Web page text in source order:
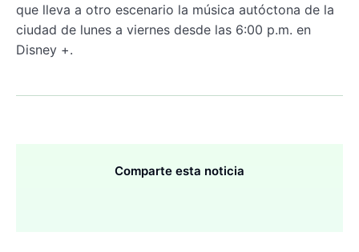
que lleva a otro escenario la música autóctona de la
ciudad de lunes a viernes desde las 6:00 p.m. en
Disney +.
Comparte esta noticia